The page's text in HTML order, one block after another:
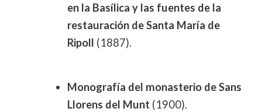
en la Basílica y las fuentes de la
restauración de Santa María de
Ripoll (1887).
Monografía del monasterio de Sans
Llorens del Munt (1900).